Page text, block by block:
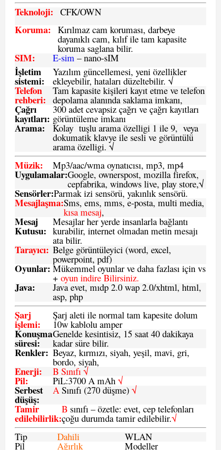
Teknoloji: CFK/OWN
Koruma: Kırılmaz cam koruması, darbeye
dayanıklı cam, kılıf ile tam kapasite
koruma saglana bilir.
SIM: E-sim – nano-sIM
İşletim
sistemi:
Yazılım güncellemesi, yeni özellikler
ekleyebilir, hataları düzeltebilir. √
Telefon
rehberi:
Tam kapasite kişileri kayıt etme ve telefon
depolama alanında saklama imkanı,
Çağrı
kayıtları:
300 adet cevapsiz çağrı ve çağrı kayıtları
görüntüleme imkanı
Arama: Kolay tuşlu arama özelligi 1 ile 9, veya
dokumatik klavye ile sesli ve görüntülü
arama özelligi. √
Müzik: Mp3/aac/wma oynatıcısı, mp3, mp4
Uygulamalar:Google, ownerspost, mozilla firefox,
cepfabrika, windows live, play store,√
Sensörler:Parmak izi sensörü, yakınlık sensörü.
Mesajlaşma:Sms, ems, mms, e-posta, multi media,
kısa mesaj,
Mesaj
Kutusu:
Mesajlar her yerde insanlarla bağlantı
kurabilir, internet olmadan metin mesajı
ata bilir.
Tarayıcı: Belge görüntüleyici (word, excel,
powerpoint, pdf)
Oyunlar: Mükemmel oyunlar ve daha fazlası için vs
+ oyun indire Bilirsiniz.
Java: Java evet, mıdp 2.0 wap 2.0/xhtml, html,
asp, php
Şarj
işlemi:
Şarj aleti ile normal tam kapesite dolum
10w kablolu amper
Konuşma
süresi:
Genelde kesintisiz, 15 saat 40 dakikaya
kadar süre bilir.
Renkler: Beyaz, kırmızı, siyah, yeşil, mavi, gri,
bordo, siyah,
Enerji: B Sınıfı √
Pil: PiL:3700 A mAh √
Serbest
düşüş:
ASınıfı (270 düşme) √
Tamir
edilebilirlik:
B sınıfı – özetle: evet, cep telefonları
çoğu durumda tamir edilebilir.√
Tip
Dahili WLAN
Pil Ağırlık Modeller